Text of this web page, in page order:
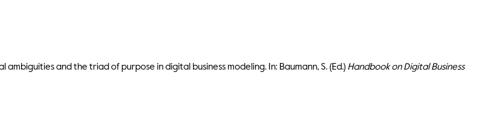
and the triad of purpose in digital business modeling. In: Baumann, S. (Ed.) Handbook on Digital Business